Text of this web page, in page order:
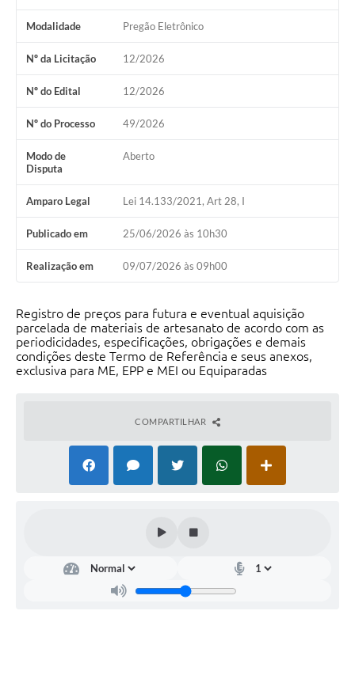
Modalidade Pregão Eletrônico
Nº da Licitação 12/2026
Nº do Edital 12/2026
Nº do Processo 49/2026
Modo de
Disputa
Aberto
Amparo Legal Lei 14.133/2021, Art 28, I
Publicado em 25/06/2026 às 10h30
Realização em 09/07/2026 às 09h00
Registro de preços para futura e eventual aquisição
parcelada de materiais de artesanato de acordo com as
periodicidades, especificações, obrigações e demais
condições deste Termo de Referência e seus anexos,
exclusiva para ME, EPP e MEI ou Equiparadas
COMPARTILHAR